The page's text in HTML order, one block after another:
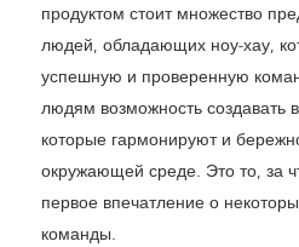
продуктом стоит множество
людей, обладающих ноу-хау,
успешную и проверенную
людям возможность создавать
которые гармонируют и
окружающей среде. Это то, за
первое впечатление о
команды.